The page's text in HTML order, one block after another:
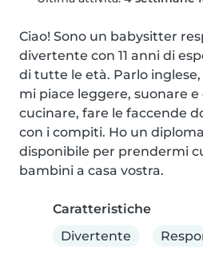
Ciao! Sono un babysitter
divertente con 11 anni di
di tutte le età. Parlo
mi piace leggere, suonare e
cucinare, fare le faccende
con i compiti. Ho un
disponibile per prendermi
bambini a casa vostra.
Caratteristiche
Divertente